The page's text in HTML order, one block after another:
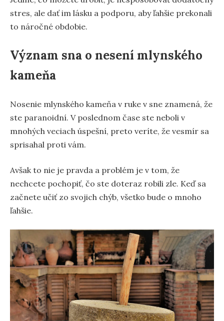
stres, ale dať im lásku a podporu, aby ľahšie prekonali
to náročné obdobie.
Význam sna o nesení mlynského
kameňa
Nosenie mlynského kameňa v ruke v sne znamená, že
ste paranoidní. V poslednom čase ste neboli v
mnohých veciach úspešní, preto veríte, že vesmír sa
sprisahal proti vám.
Avšak to nie je pravda a problém je v tom, že
nechcete pochopiť, čo ste doteraz robili zle. Keď sa
začnete učiť zo svojich chýb, všetko bude o mnoho
ľahšie.